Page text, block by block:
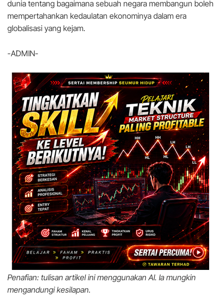
dunia tentang bagaimana sebuah negara membangun boleh
mempertahankan kedaulatan ekonominya dalam era
globalisasi yang kejam.
-ADMIN-
Penafian: tulisan artikel ini menggunakan AI. Ia mungkin
mengandungi kesilapan.